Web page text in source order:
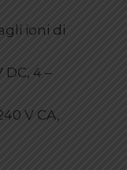
ioni di
4 –
V CA,